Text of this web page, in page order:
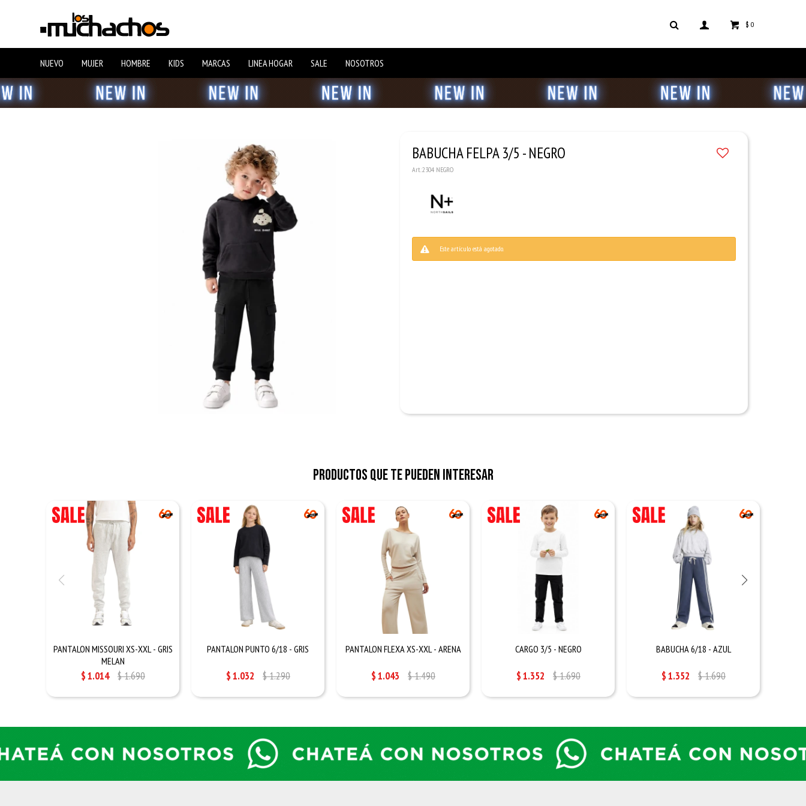
NUEVO MUJER HOMBRE KIDS MARCAS LINEA HOGAR SALE NOSOTROS
$ 0
BABUCHA FELPA 3/5 - NEGRO
2304 NEGRO
Este artículo está agotado.
Productos que te pueden interesar
PANTALON MISSOURI XS-XXL - GRIS
MELAN
$1.014 $1.690
PANTALON PUNTO 6/18 - GRIS
$1.032 $1.290
PANTALON FLEXA XS-XXL - ARENA
$1.043 $1.490
CARGO 3/5 - NEGRO
$1.352 $1.690
BABUCHA 6/18 - AZUL
$1.352 $1.690